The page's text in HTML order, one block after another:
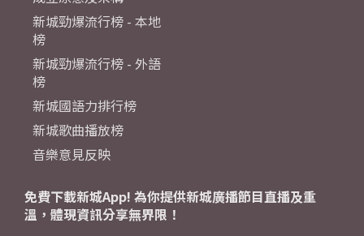
新城勁爆流行榜 - 本地
榜
新城勁爆流行榜 - 外語
榜
新城國語力排行榜
新城歌曲播放榜
音樂意見反映
免費下載新城App! 為你提供新城廣播節目直播及重
溫，體現資訊分享無界限！